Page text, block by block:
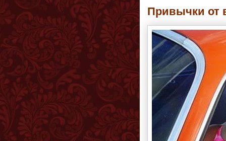
Привычки от